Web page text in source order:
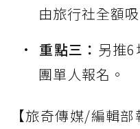
由旅行社全額吸
重點三： 另推
團單人報名。
【旅奇傳媒/編輯